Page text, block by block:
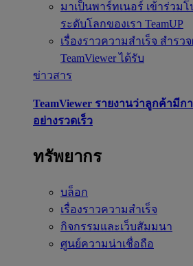
มาเป็นพาร์ทเนอร์ เข้าร่วม
ระดับโลกของเรา TeamUP
เรื่องราวความสำเร็จ สำรว
TeamViewer ได้รับ
ข่าวสาร
TeamViewer รายงานว่าลูกค้ามี
อย่างรวดเร็ว
ทรัพยากร
บล็อก
เรื่องราวความสำเร็จ
กิจกรรมและเว็บสัมมนา
ศูนย์ความน่าเชื่อถือ